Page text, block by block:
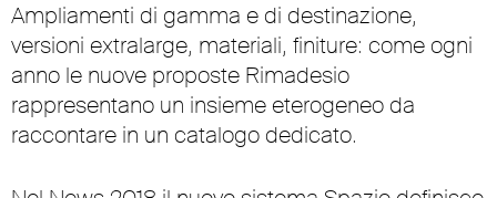
Ampliamenti di gamma e di destinazione,
versioni extralarge, materiali, finiture: come ogni
anno le nuove proposte Rimadesio
rappresentano un insieme eterogeneo da
raccontare in un catalogo dedicato.